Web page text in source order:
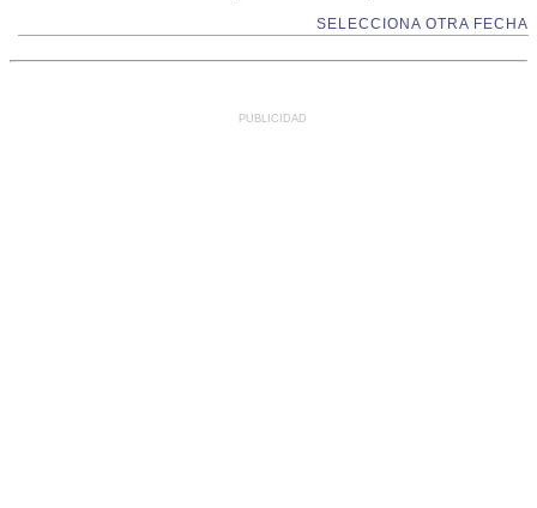
SELECCIONA OTRA FECHA
PUBLICIDAD